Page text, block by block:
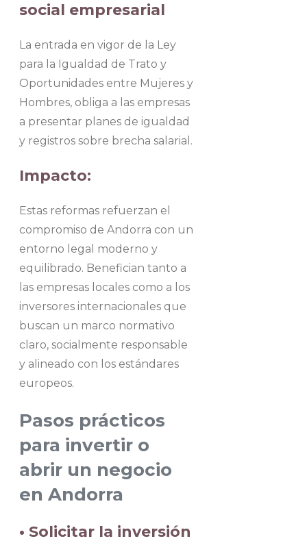
social empresarial
La entrada en vigor de la Ley
para la Igualdad de Trato y
Oportunidades entre Mujeres y
Hombres, obliga a las empresas
a presentar planes de igualdad
y registros sobre brecha salarial.
Impacto:
Estas reformas refuerzan el
compromiso de Andorra con un
entorno legal moderno y
equilibrado. Benefician tanto a
las empresas locales como a los
inversores internacionales que
buscan un marco normativo
claro, socialmente responsable
y alineado con los estándares
europeos.
Pasos prácticos
para invertir o
abrir un negocio
en Andorra
• Solicitar la inversión